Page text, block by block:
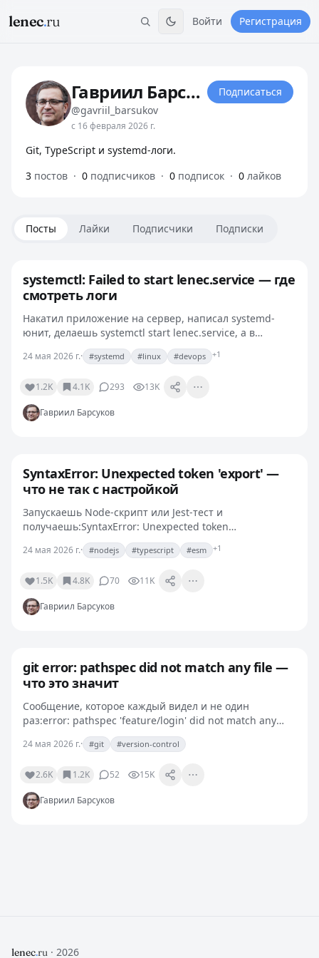
lenec.ru Войти Регистрация
Гавриил Барсуков
@gavriil_barsukov
с 16 февраля 2026 г.
Подписаться
Git, TypeScript и systemd-логи.
3 постов · 0 подписчиков · 0 подписок · 0 лайков
Посты Лайки Подписчики Подписки
systemctl: Failed to start lenec.service — где
смотреть логи
Накатил приложение на сервер, написал systemd-
юнит, делаешь systemctl start lenec.service, а в
ответ:Job for lenec.service failed because the control
process exited with error code. See "systemctl…
24 мая 2026 г.· #systemd #linux #devops +1
1.2K 4.1K 293 13K
Гавриил Барсуков
SyntaxError: Unexpected token 'export' —
что не так с настройкой
Запускаешь Node-скрипт или Jest-тест и
получаешь:SyntaxError: Unexpected token
'export'Парсер увидел export, но не понял, что это.
export — синтаксис ESM-модулей, и он работает
24 мая 2026 г.· #nodejs #typescript #esm +1
1.5K 4.8K 70 11K
Гавриил Барсуков
git error: pathspec did not match any file —
что это значит
Сообщение, которое каждый видел и не один
раз:error: pathspec 'feature/login' did not match any
file(s) known to gitGit не нашёл то, что ты ему указал.
Pathspec — это аргумент команды, описывающий,…
24 мая 2026 г.· #git #version-control
2.6K 1.2K 52 15K
Гавриил Барсуков
lenec.ru · 2026